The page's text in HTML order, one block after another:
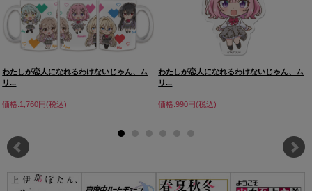
わたしが恋人になれるわけないじゃん、ム
リ...
価格:1,760円(税込)
わたしが恋人になれるわけないじゃん、ム
リ...
価格:990円(税込)